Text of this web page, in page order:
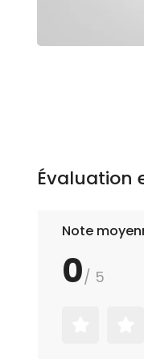
Évaluation
Note
0/ 5